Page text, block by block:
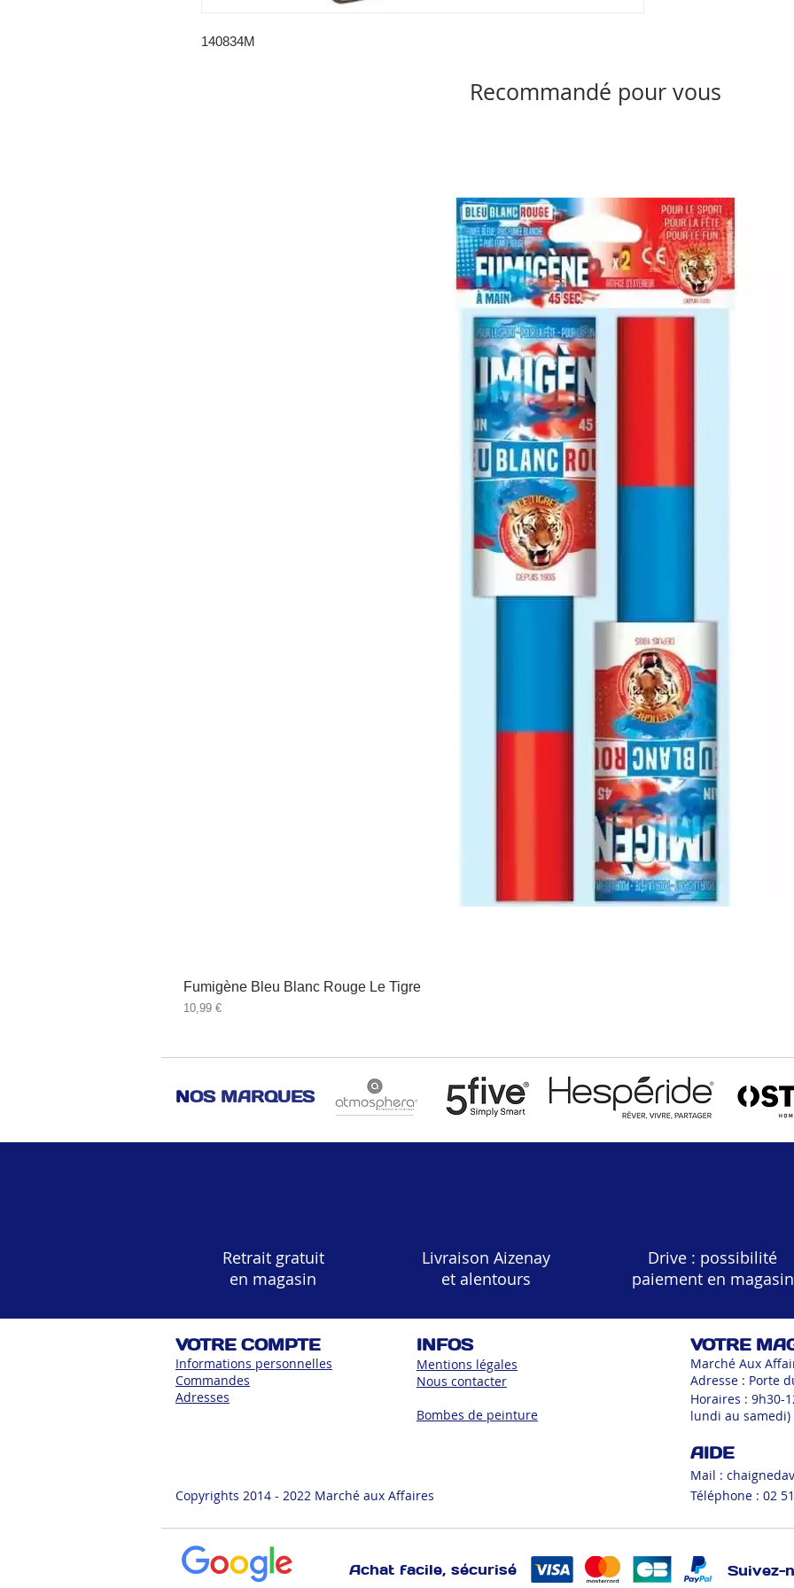
140834M
Recommandé pour vous
Fumigène Bleu Blanc Rouge Le Tigre
Prix
10,99 €
NOS MARQUES
Retrait gratuit
en magasin
Livraison Aizenay
et alentours
Drive : possibilité
paiement en magasin
VOTRE COMPTE
Informations personnelles
Commandes
Adresses
INFOS
Mentions légales
Nous contacter
Bombes de peinture
Copyrights 2014 - 2022 Marché aux Affaires
VOTRE
Marché Aux
Adresse : Porte
Horaires : 9h30-
lundi au samedi)
AIDE
Mail :
Téléphone : 02
Achat facile, sécurisé Suivez-